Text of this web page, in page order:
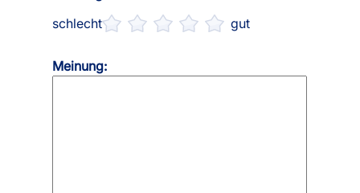
schlecht
gut
Meinung: